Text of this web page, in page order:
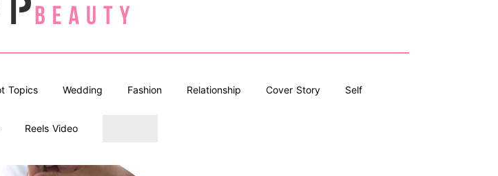
Topics Wedding Fashion Relationship Cover Story Self
Reels Video